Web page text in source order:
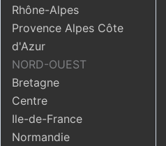
Rhône-Alpes
Provence Alpes Côte
d'Azur
NORD-OUEST
Bretagne
Centre
Ile-de-France
Normandie